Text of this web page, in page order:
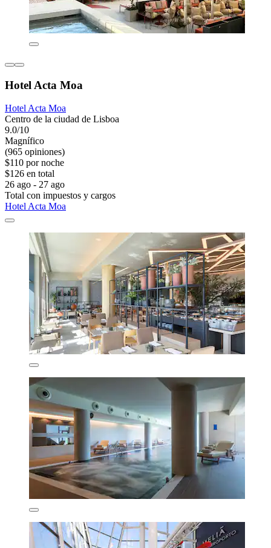
Hotel Acta Moa
Hotel Acta Moa
Centro de la ciudad de Lisboa
9.0/10
Magnífico
(965 opiniones)
$110 por noche
$126 en total
26 ago - 27 ago
Total con impuestos y cargos
Hotel Acta Moa